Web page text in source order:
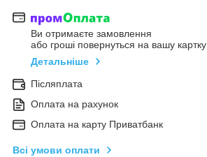
Ви отримаєте замовлення
або гроші повернуться на вашу картку
Детальніше
Післяплата
Оплата на рахунок
Оплата на карту Приватбанк
Всі умови оплати